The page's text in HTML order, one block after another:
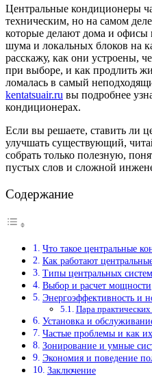
Центральные кондиционеры
техническим, но на самом
которые делают дома и
шума и локальных блоков на
расскажу, как они устроены,
при выборе, и как продлить
ломалась в самый
kentatsuair.ru вы подробнее
кондиционерах.
Если вы решаете, ставить ли
улучшать существующий,
собрать только полезную,
пустых слов и сложной
Содержание
Что такое центральные
Как работают
Типы центральных систем
Выбор и расчет мощности
Энергоэффективность и
Пара практических
Установка и
Частые проблемы и как
Зонирование и умные
Экономия и поведение
Заключение